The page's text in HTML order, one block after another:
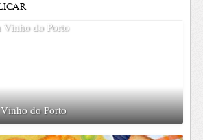
do Porto